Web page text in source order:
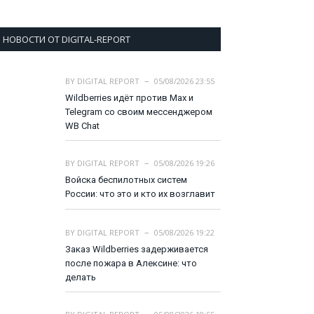
НОВОСТИ ОТ DIGITAL-REPORT
BY DIGITAL REPORT
05/08/2026 23:55
Wildberries идёт против Max и
Telegram со своим мессенджером
WB Chat
BY DIGITAL REPORT
05/08/2026 19:26
Войска беспилотных систем
России: что это и кто их возглавит
BY DIGITAL REPORT
05/08/2026 19:22
Заказ Wildberries задерживается
после пожара в Алексине: что
делать